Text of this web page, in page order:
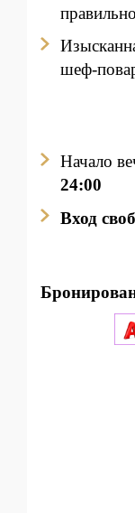
шеф-
Начало
24:00
Вход